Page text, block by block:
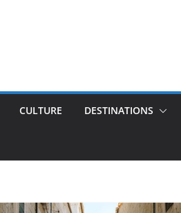
CULTURE DESTINATIONS